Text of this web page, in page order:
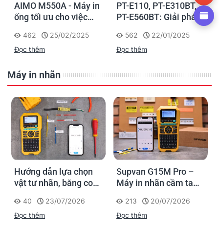
AIMO M550A - Máy in
ống tối ưu cho việc
nhận diện cáp điện,
cáp mạng
462
25/02/2025
Đọc thêm
PT-E110, PT-E310BT,
PT-E560BT: Giải pháp
in nhãn cầm tay công
nghiệp của Brother
562
22/01/2025
Đọc thêm
Máy in nhãn
Hướng dẫn lựa chọn
vật tư nhãn, băng co
Supvan G15M Pro
40
23/07/2026
Đọc thêm
Supvan G15M Pro –
Máy in nhãn cầm tay
dấu một lần, tra cứu
trọn đời công trình
213
20/07/2026
Đọc thêm